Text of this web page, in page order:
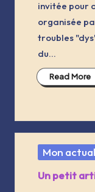
invitée pour
organisée
troubles
du…
Read More
Posted
Mon
Un petit